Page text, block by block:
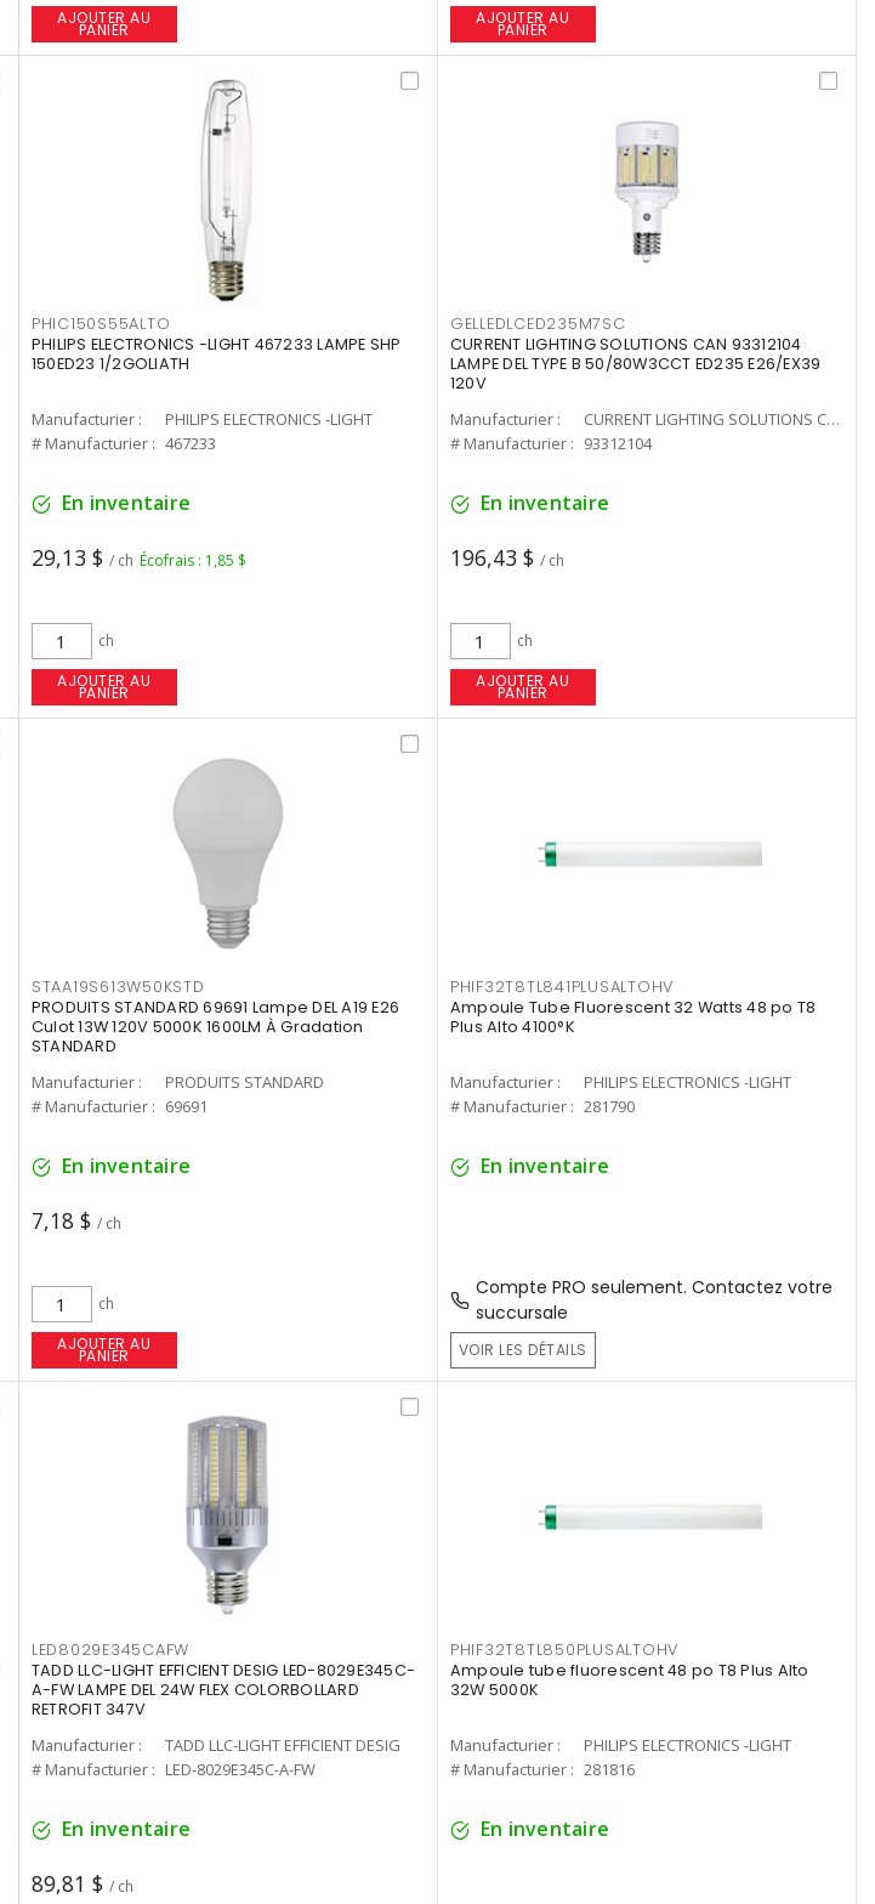
AJOUTER AU
PANIER
AJOUTER AU
PANIER
PHIC150S55ALTO
PHILIPS ELECTRONICS -LIGHT 467233 LAMPE SHP
150ED23 1/2GOLIATH
Manufacturier :
PHILIPS ELECTRONICS -LIGHT
# Manufacturier : 467233
En inventaire
29,13 $ / ch Écofrais : 1,85 $
ch
AJOUTER AU
PANIER
GELLEDLCED235M7SC
CURRENT LIGHTING SOLUTIONS CAN 93312104
LAMPE DEL TYPE B 50/80W3CCT ED235 E26/EX39
120V
Manufacturier :
CURRENT LIGHTING SOLUTIONS CAN
# Manufacturier : 93312104
En inventaire
196,43 $ / ch
ch
AJOUTER AU
PANIER
STAA19S613W50KSTD
PRODUITS STANDARD 69691 Lampe DEL A19 E26
Culot 13W 120V 5000K 1600LM À Gradation
STANDARD
Manufacturier :
PRODUITS STANDARD
# Manufacturier : 69691
En inventaire
7,18 $ / ch
ch
AJOUTER AU
PANIER
PHIF32T8TL841PLUSALTOHV
Ampoule Tube Fluorescent 32 Watts 48 po T8
Plus Alto 4100°K
Manufacturier :
PHILIPS ELECTRONICS -LIGHT
# Manufacturier : 281790
En inventaire
Compte PRO seulement. Contactez votre
succursale
VOIR LES DÉTAILS
LED8029E345CAFW
TADD LLC-LIGHT EFFICIENT DESIG LED-8029E345C-
A-FW LAMPE DEL 24W FLEX COLORBOLLARD
RETROFIT 347V
Manufacturier :
TADD LLC-LIGHT EFFICIENT DESIG
# Manufacturier : LED-8029E345C-A-FW
En inventaire
89,81 $ / ch
PHIF32T8TL850PLUSALTOHV
Ampoule tube fluorescent 48 po T8 Plus Alto
32W 5000K
Manufacturier :
PHILIPS ELECTRONICS -LIGHT
# Manufacturier : 281816
En inventaire